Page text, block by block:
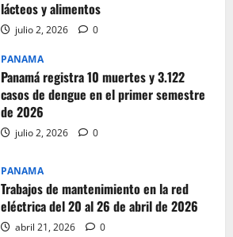
lácteos y alimentos
julio 2, 2026 0
PANAMA
Panamá registra 10 muertes y 3.122
casos de dengue en el primer semestre
de 2026
julio 2, 2026 0
PANAMA
Trabajos de mantenimiento en la red
eléctrica del 20 al 26 de abril de 2026
abril 21, 2026 0